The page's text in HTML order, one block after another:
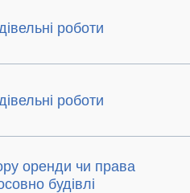
роботи
роботи
оренди чи права
будівлі